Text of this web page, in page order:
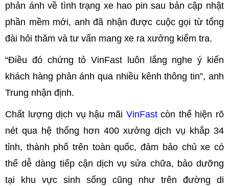
phản ánh về tình trạng xe hao pin sau bản cập nhật
phần mềm mới, anh đã nhận được cuộc gọi từ tổng
đài hỏi thăm và tư vấn mang xe ra xưởng kiểm tra.
“Điều đó chứng tỏ VinFast luôn lắng nghe ý kiến
khách hàng phản ánh qua nhiều kênh thông tin”, anh
Trung nhận định.
Chất lượng dịch vụ hậu mãi VinFastcòn thể hiện rõ
nét qua hệ thống hơn 400 xưởng dịch vụ khắp 34
tỉnh, thành phố trên toàn quốc, đảm bảo chủ xe có
thể dễ dàng tiếp cận dịch vụ sửa chữa, bảo dưỡng
tại khu vực sinh sống cũng như trên đường di